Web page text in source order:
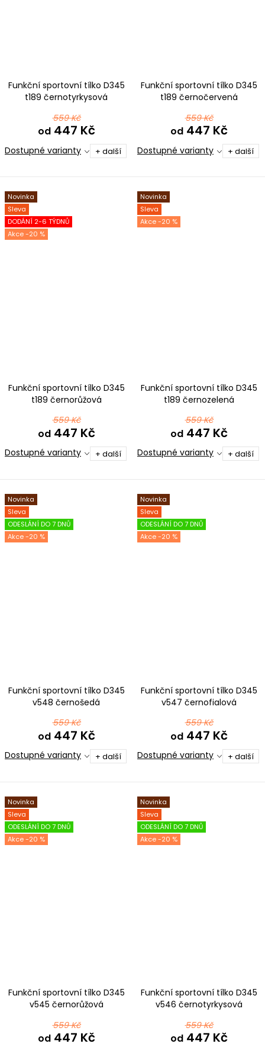
Funkční sportovní tílko D345
t189 černotyrkysová
559 Kč
od447 Kč
Dostupné varianty + další
Funkční sportovní tílko D345
t189 černočervená
559 Kč
od447 Kč
Dostupné varianty + další
Novinka
Sleva
DODÁNÍ 2-6 TÝDNŮ
-20 %
Funkční sportovní tílko D345
t189 černorůžová
559 Kč
od447 Kč
Dostupné varianty + další
Novinka
Sleva
-20 %
Funkční sportovní tílko D345
t189 černozelená
559 Kč
od447 Kč
Dostupné varianty + další
Novinka
Sleva
ODESLÁNÍ DO 7 DNŮ
-20 %
Funkční sportovní tílko D345
v548 černošedá
559 Kč
od447 Kč
Dostupné varianty + další
Novinka
Sleva
ODESLÁNÍ DO 7 DNŮ
-20 %
Funkční sportovní tílko D345
v547 černofialová
559 Kč
od447 Kč
Dostupné varianty + další
Novinka
Sleva
ODESLÁNÍ DO 7 DNŮ
-20 %
Funkční sportovní tílko D345
v545 černorůžová
559 Kč
od447 Kč
Novinka
Sleva
ODESLÁNÍ DO 7 DNŮ
-20 %
Funkční sportovní tílko D345
v546 černotyrkysová
559 Kč
od447 Kč